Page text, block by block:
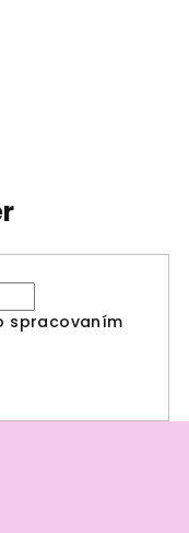
spracovaním